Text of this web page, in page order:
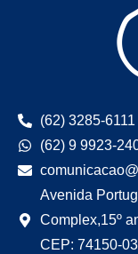
(62) 3285-6111
(62) 9 9923-
Avenida
Complex,15º
CEP: 74150-